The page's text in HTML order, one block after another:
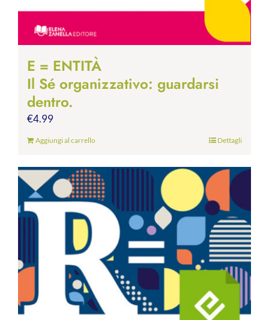
E = ENTITÀ
Il Sé organizzativo: guardarsi
dentro.
€4.99
Aggiungi al carrello Dettagli